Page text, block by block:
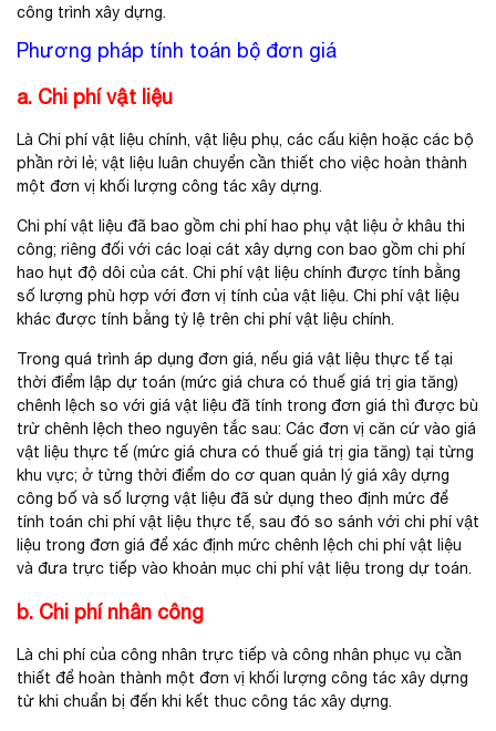
công trình xây dựng.
Phương pháp tính toán bộ đơn giá
a. Chi phí vật liệu
Là Chi phí vật liệu chính, vật liệu phụ, các cấu kiện hoặc các bộ
phần rời lẻ; vật liệu luân chuyển cần thiết cho việc hoàn thành
một đơn vị khối lượng công tác xây dựng.
Chi phí vật liệu đã bao gồm chi phí hao phụ vật liệu ở khâu thi
công; riêng đối với các loại cát xây dựng con bao gồm chi phí
hao hụt độ dôi của cát. Chi phí vật liệu chính được tính bằng
số lượng phù hợp với đơn vị tính của vật liệu. Chi phí vật liệu
khác được tính bằng tỷ lệ trên chi phí vật liệu chính.
Trong quá trình áp dụng đơn giá, nếu giá vật liệu thực tế tại
thời điểm lập dự toán (mức giá ch­ưa có thuế giá trị gia tăng)
chênh lệch so với giá vật liệu đã tính trong đơn giá thì đư­ợc bù
trừ chênh lệch theo nguyên tắc sau: Các đơn vị căn cứ vào giá
vật liệu thực tế (mức giá chư­a có thuế giá trị gia tăng) tại từng
khu vực; ở từng thời điểm do cơ quan quản lý giá xây dựng
công bố và số lượng vật liệu đã sử dụng theo định mức để
tính toán chi phí vật liệu thực tế, sau đó so sánh với chi phí vật
liệu trong đơn giá để xác định mức chênh lệch chi phí vật liệu
và đưa trực tiếp vào khoản mục chi phí vật liệu trong dự toán.
b. Chi phí nhân công
Là chi phí của công nhân trực tiếp và công nhân phục vụ cần
thiết để hoàn thành một đơn vị khối lượng công tác xây dựng
từ khi chuẩn bị đến khi kết thuc công tác xây dựng.